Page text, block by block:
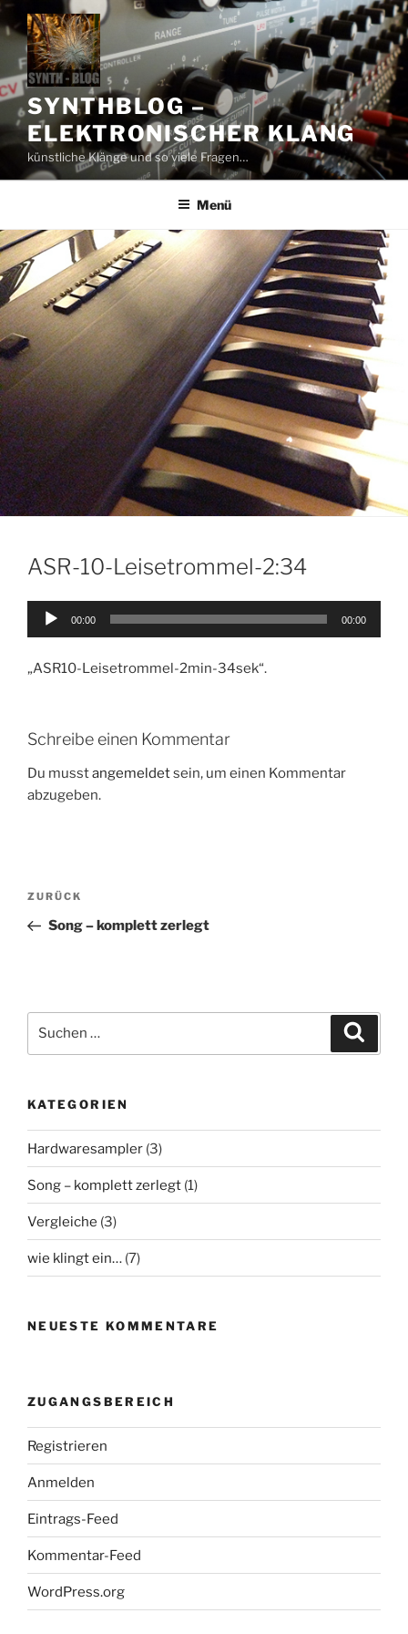
Zum
Inhalt
springen
SYNTHBLOG –
ELEKTRONISCHER KLANG
künstliche Klänge und so viele Fragen…
Menü
ASR-10-Leisetrommel-2:34
Audio-
00:00 00:00
„ASR10-Leisetrommel-2min-34sek“.
Schreibe einen Kommentar
Du musstangemeldetsein, um einen Kommentar
abzugeben.
Beitragsnavigation
Vorheriger
Beitrag
ZURÜCK
Song – komplett zerlegt
nach:
KATEGORIEN
Hardwaresampler (3)
Song – komplett zerlegt (1)
Vergleiche (3)
wie klingt ein… (7)
NEUESTE KOMMENTARE
ZUGANGSBEREICH
Registrieren
Anmelden
Eintrags-Feed
Kommentar-Feed
WordPress.org